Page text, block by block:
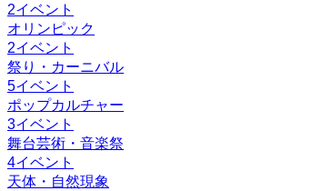
2イベント
オリンピック
2イベント
祭り・カーニバル
5イベント
ポップカルチャー
3イベント
舞台芸術・音楽祭
4イベント
天体・自然現象